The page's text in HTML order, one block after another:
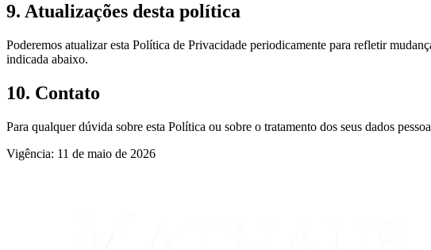
9. Atualizações desta política
Poderemos atualizar esta Política de Privacidade periodicamente para refletir
indicada abaixo.
10. Contato
Para qualquer dúvida sobre esta Política ou sobre o tratamento dos seus dados
Vigência: 11 de maio de 2026